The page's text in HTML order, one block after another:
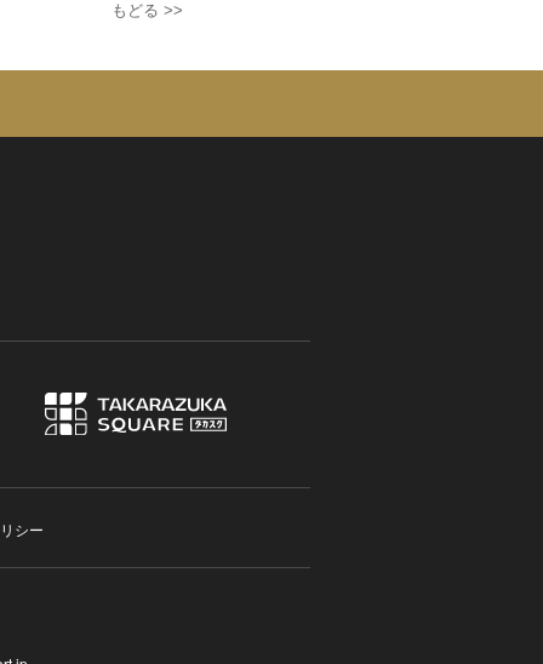
もどる >>
シー